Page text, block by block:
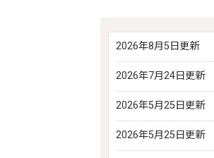
2026年8月5日更新
2026年7月24日更新
2026年5月25日更新
2026年5月25日更新